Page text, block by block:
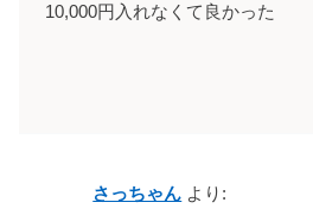
10,000円入れなくて良かった
さっちゃん より: